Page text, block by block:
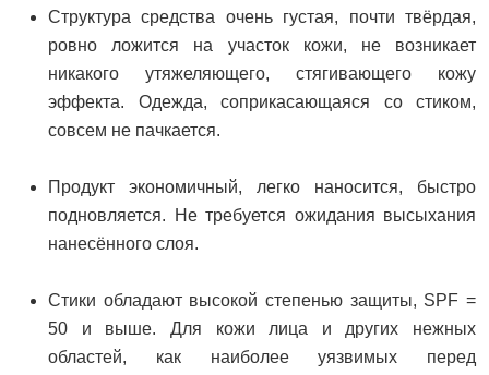
Структура средства очень густая, почти твёрдая,
ровно ложится на участок кожи, не возникает
никакого утяжеляющего, стягивающего кожу
эффекта. Одежда, соприкасающаяся со стиком,
совсем не пачкается.
Продукт экономичный, легко наносится, быстро
подновляется. Не требуется ожидания высыхания
нанесённого слоя.
Стики обладают высокой степенью защиты, SPF =
50 и выше. Для кожи лица и других нежных
областей, как наиболее уязвимых перед